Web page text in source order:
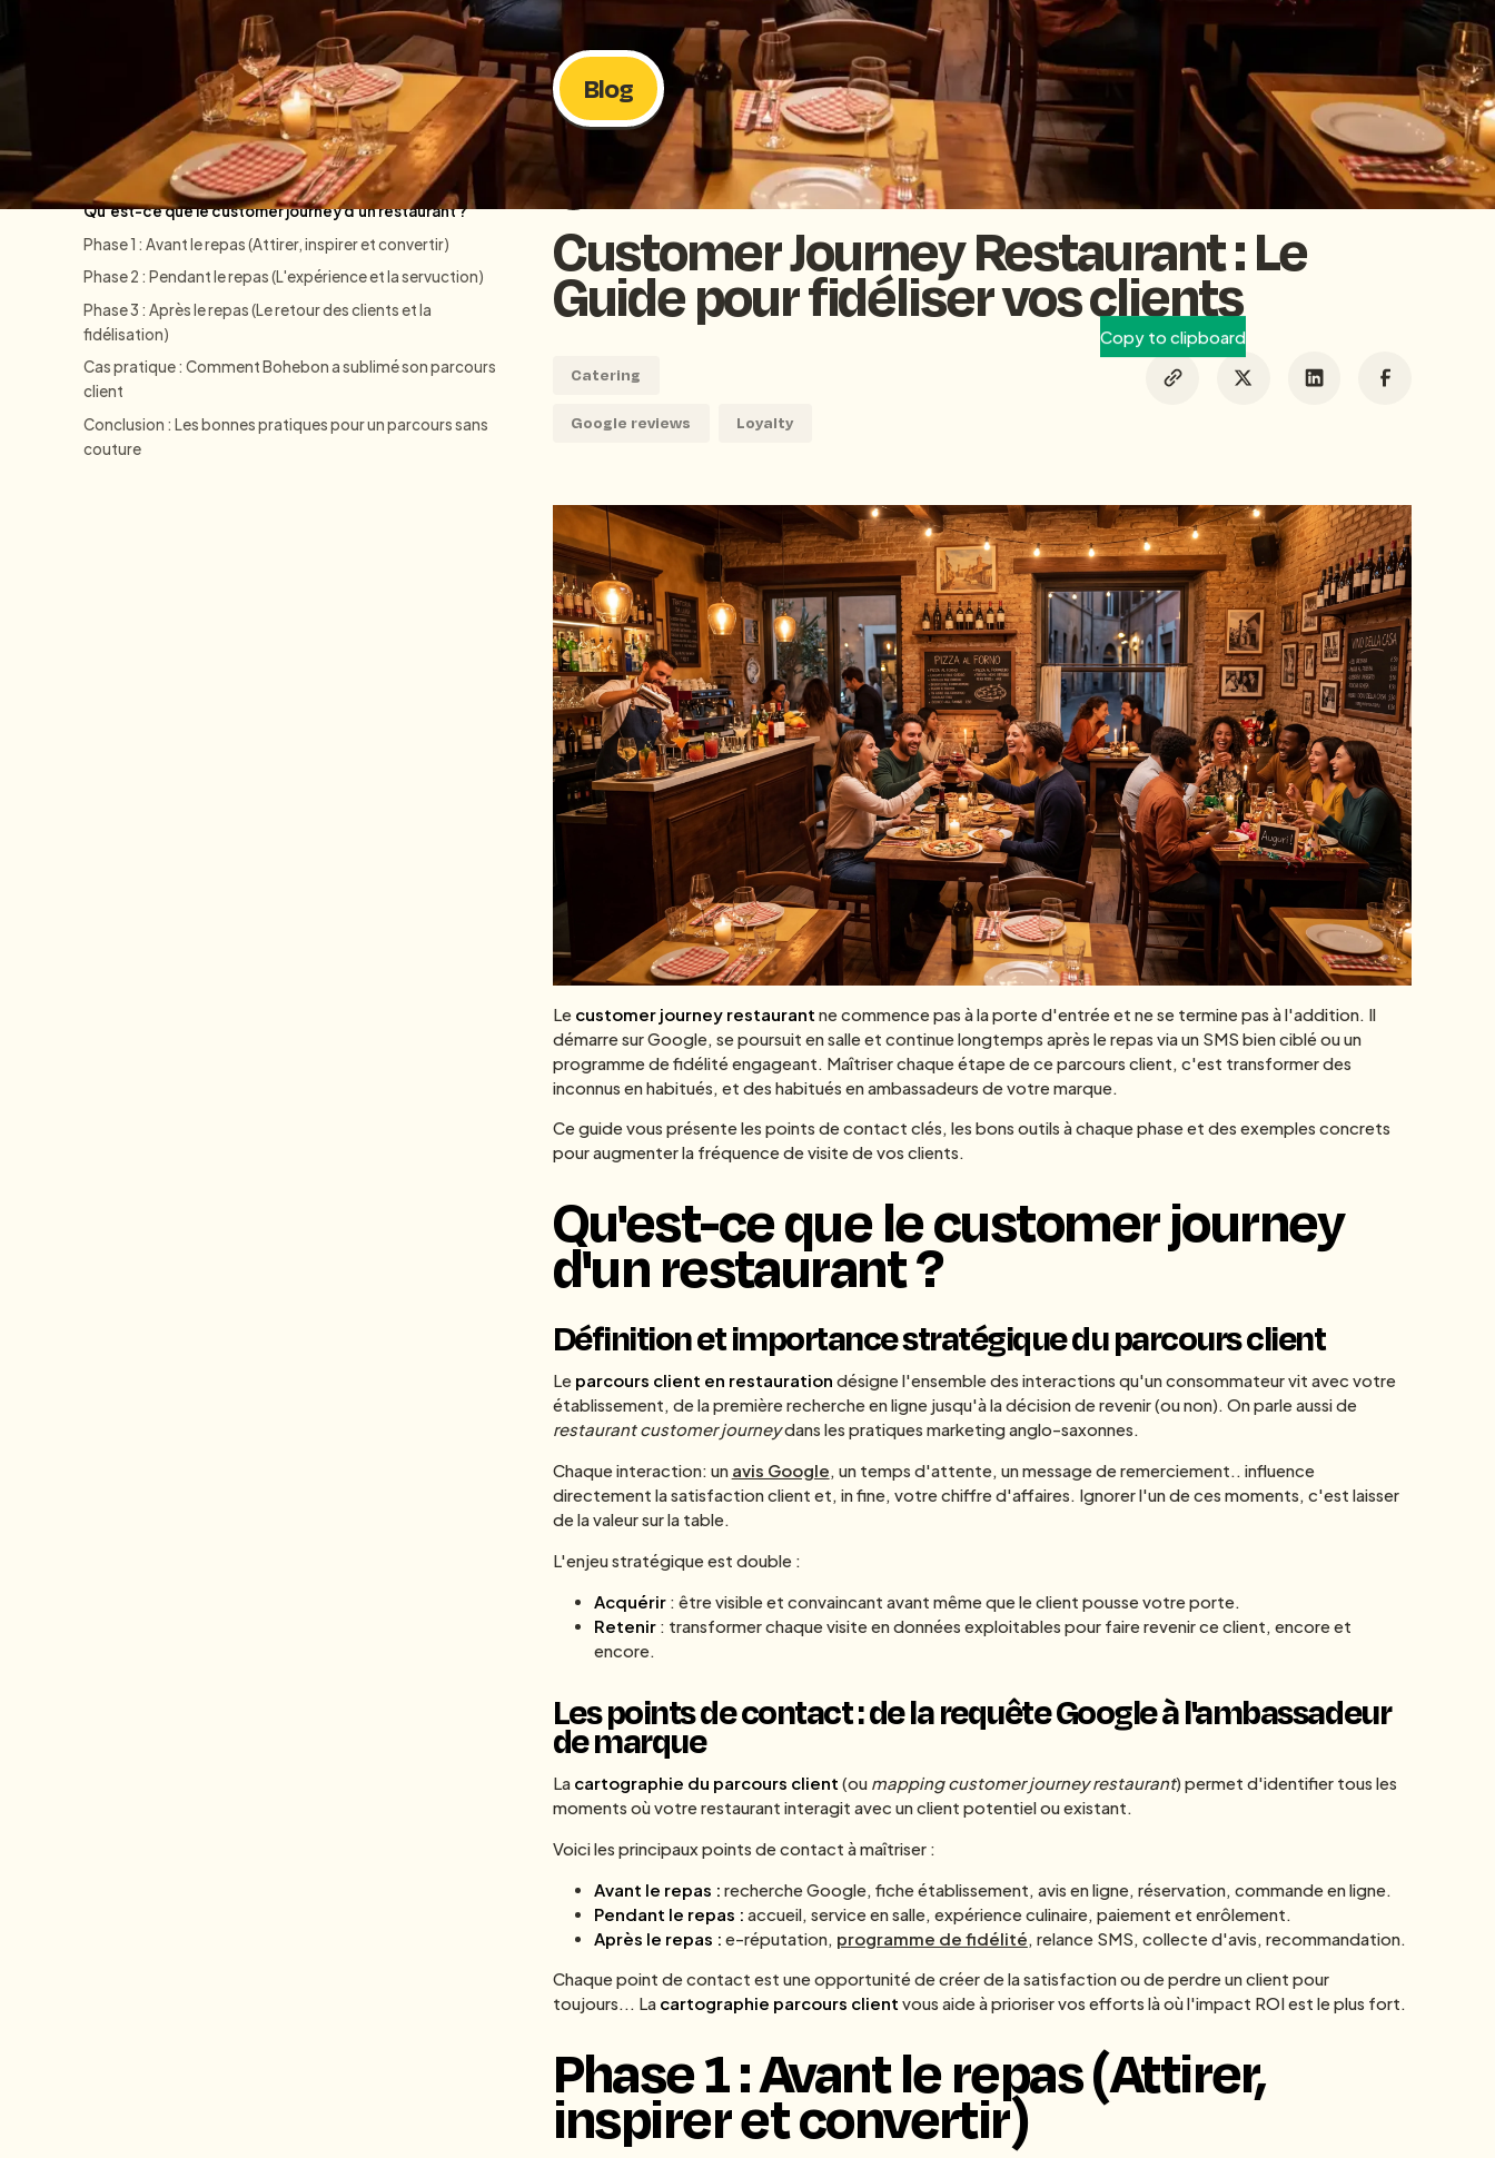
CRM
Access all resources
Contents
Qu'est-ce que le customer journey d'un restaurant ?
Phase 1 : Avant le repas (Attirer, inspirer et convertir)
Phase 2 : Pendant le repas (L'expérience et la servuction)
Phase 3 : Après le repas (Le retour des clients et la
fidélisation)
Cas pratique : Comment Bohebon a sublimé son parcours
client
Conclusion : Les bonnes pratiques pour un parcours sans
couture
Blog
BACK TO BLOG 25/3/2026 HEY PONGO TEAM
Customer Journey Restaurant : Le
Guide pour fidéliser vos clients
Catering
Google reviews Loyalty
Copy to clipboard
Le customer journey restaurant ne commence pas à la porte d'entrée et ne se termine pas à l'addition. Il
démarre sur Google, se poursuit en salle et continue longtemps après le repas via un SMS bien ciblé ou un
programme de fidélité engageant. Maîtriser chaque étape de ce parcours client, c'est transformer des
inconnus en habitués, et des habitués en ambassadeurs de votre marque.
Ce guide vous présente les points de contact clés, les bons outils à chaque phase et des exemples concrets
pour augmenter la fréquence de visite de vos clients.
Qu'est-ce que le customer journey
d'un restaurant ?
Définition et importance stratégique du parcours client
Le parcours client en restauration désigne l'ensemble des interactions qu'un consommateur vit avec votre
établissement, de la première recherche en ligne jusqu'à la décision de revenir (ou non). On parle aussi de
restaurant customer journeydans les pratiques marketing anglo-saxonnes.
Chaque interaction: un avis Google, un temps d'attente, un message de remerciement.. influence
directement la satisfaction client et, in fine, votre chiffre d'affaires. Ignorer l'un de ces moments, c'est laisser
de la valeur sur la table.
L'enjeu stratégique est double :
Acquérir: être visible et convaincant avant même que le client pousse votre porte.
Retenir: transformer chaque visite en données exploitables pour faire revenir ce client, encore et
encore.
Les points de contact : de la requête Google à l'ambassadeur
de marque
La cartographie du parcours client (ou mapping customer journey restaurant) permet d'identifier tous les
moments où votre restaurant interagit avec un client potentiel ou existant.
Voici les principaux points de contact à maîtriser :
Avant le repas : recherche Google, fiche établissement, avis en ligne, réservation, commande en ligne.
Pendant le repas : accueil, service en salle, expérience culinaire, paiement et enrôlement.
Après le repas : e-réputation, programme de fidélité , relance SMS, collecte d'avis, recommandation.
Chaque point de contact est une opportunité de créer de la satisfaction ou de perdre un client pour
toujours... La cartographie parcours client vous aide à prioriser vos efforts là où l'impact ROI est le plus fort.
Phase 1 : Avant le repas (Attirer,
inspirer et convertir)